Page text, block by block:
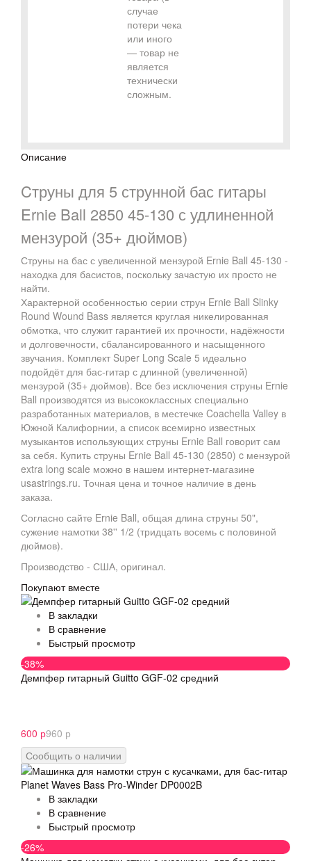
случае
потери чека
или иного
— товар не
является
технически
сложным.
Описание
Cтруны для 5 струнной бас гитары
Ernie Ball 2850 45-130 с удлиненной
мензурой (35+ дюймов)
Струны на бас с увеличенной мензурой Ernie Ball 45-130 -
находка для басистов, поскольку зачастую их просто не
найти.
Характерной особенностью серии струн Ernie Ball Slinky
Round Wound Bass является круглая никелированная
обмотка, что служит гарантией их прочности, надёжности
и долговечности, сбалансированного и насыщенного
звучания. Комплект Super Long Scale 5 идеально
подойдёт для бас-гитар с длинной (увеличенной)
мензурой (35+ дюймов). Все без исключения струны Ernie
Ball производятся из высококлассных специально
разработанных материалов, в местечке Coachella Valley в
Южной Калифорнии, а список всемирно известных
музыкантов использующих струны Ernie Ball говорит сам
за себя. Купить струны Ernie Ball 45-130 (2850) c мензурой
extra long scale можно в нашем интернет-магазине
usastrings.ru. Точная цена и точное наличие в день
заказа.
Согласно сайте Ernie Ball, общая длина струны 50",
сужение намотки 38'' 1/2 (тридцать восемь с половиной
дюймов).
Производство - США, оригинал.
Покупают вместе
В закладки
В сравнение
Быстрый просмотр
-38%
Демпфер гитарный Guitto GGF-02 средний
600 р960 р
Сообщить о наличии
В закладки
В сравнение
Быстрый просмотр
-26%